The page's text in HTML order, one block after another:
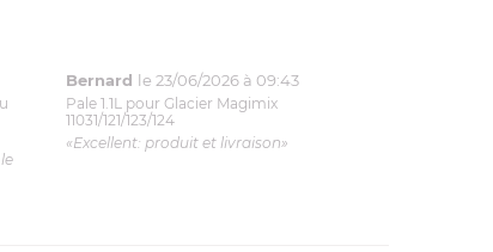
Bernard le 23/06/2026 à 09:43
Pale 1.1L pour Glacier Magimix
11031/121/123/124
«Excellent: produit et livraison»